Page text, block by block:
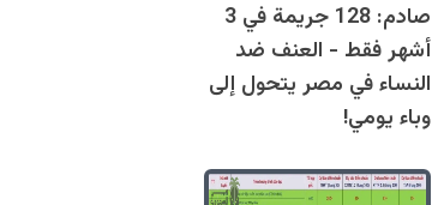
صادم: 128 جريمة في 3
أشهر فقط - العنف ضد
النساء في مصر يتحول إلى
وباء يومي!